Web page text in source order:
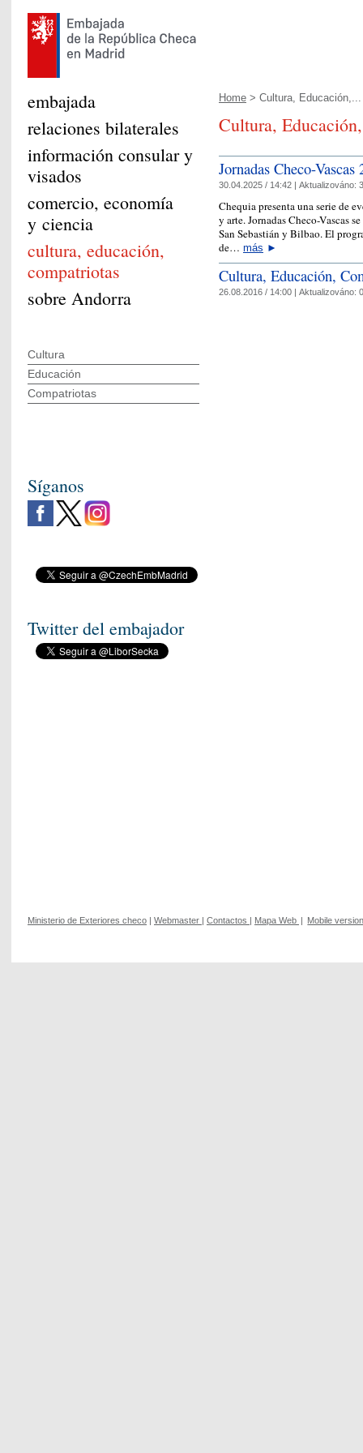
Home > Cultura, Educación,...
Cultura,
Jornadas Checo-Vascas
30.04.2025 / 14:42 | Aktualizováno:
Chequia presenta una serie de
y arte. Jornadas Checo-Vascas
San Sebastián y Bilbao. El
de… más ►
Cultura, Educación,
26.08.2016 / 14:00 | Aktualizováno:
embajada
relaciones bilaterales
información consular y
visados
comercio, economía
y ciencia
cultura, educación,
compatriotas
sobre Andorra
Cultura
Educación
Compatriotas
Síganos
Twitter del embajador
Ministerio de Exteriores checo | Webmaster | Contactos | Mapa Web | Mobile